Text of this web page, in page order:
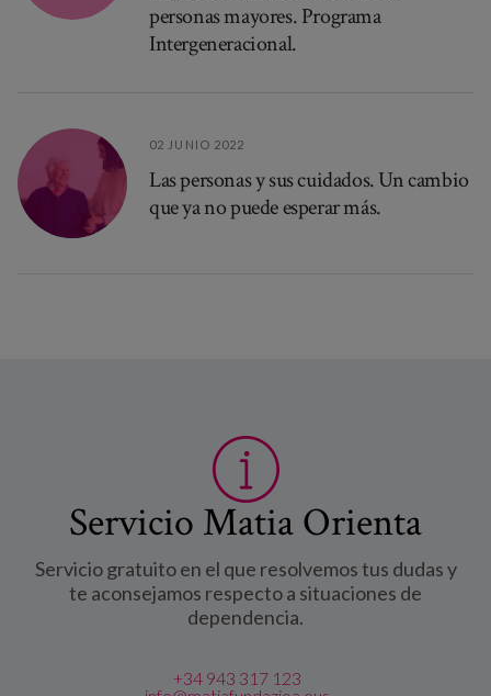
personas mayores. Programa
Intergeneracional.
02 JUNIO 2022
Las personas y sus cuidados. Un cambio
que ya no puede esperar más.
Servicio Matia Orienta
Servicio gratuito en el que resolvemos tus dudas y
te aconsejamos respecto a situaciones de
dependencia.
+34 943 317 123